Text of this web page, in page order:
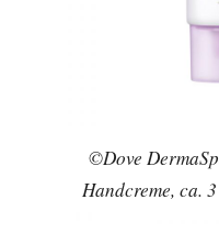
©Dove
Handcreme, ca.